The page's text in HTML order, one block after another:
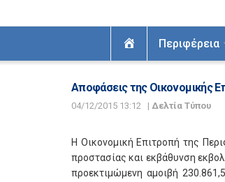
ΑρχικήΠεριφέρεια
Αποφάσεις της Οικονομικής
04/12/2015 13:12 | Δελτία Τύπου
Η Οικονομική Επιτροπή της
προστασίας και εκβάθυνση
προεκτιμώμενη αμοιβή